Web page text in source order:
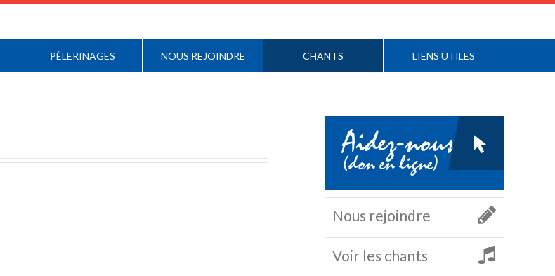
PÈLERINAGES NOUS REJOINDRE CHANTS LIENS UTILES
Aidez-nous
(don en ligne)
Nous rejoindre
Voir les chants